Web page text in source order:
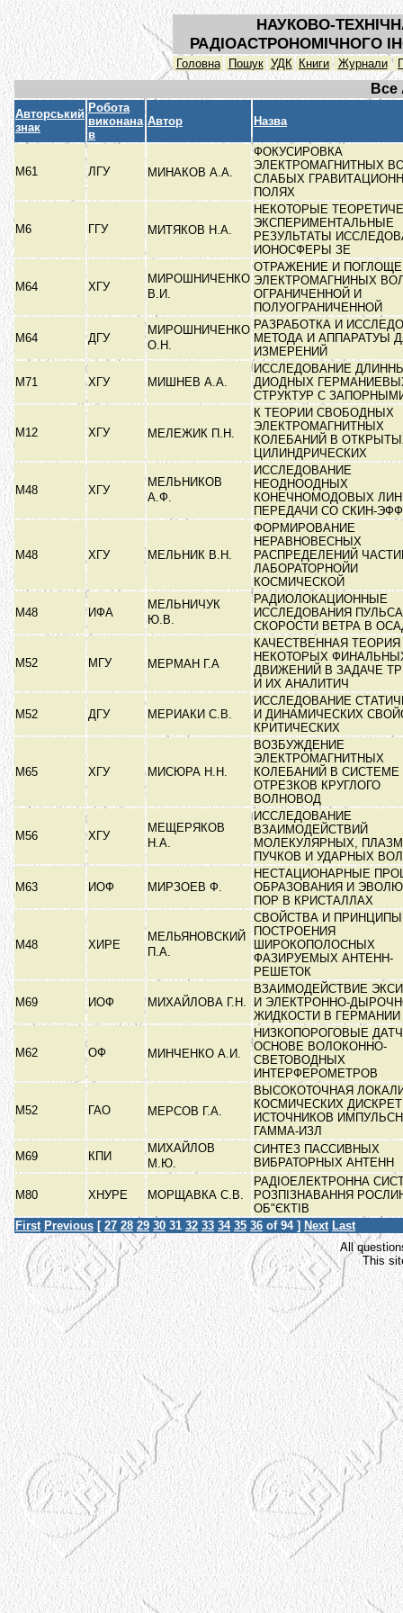
НАУКОВО-
РАДІОАСТРОНОМІЧНОГО
Головна Пошук УДК Книги Журнали
Все
Авторський
знак
Робота
виконана
в
Автор Назва
М61 ЛГУ МИНАКОВ А.А.
ФОКУСИРОВКА
ЭЛЕКТРОМАГНИТНЫХ
СЛАБЫХ
ПОЛЯХ
М6 ГГУ МИТЯКОВ Н.А.
НЕКОТОРЫЕ
ЭКСПЕРИМЕНТАЛЬНЫЕ
РЕЗУЛЬТАТЫ
ИОНОСФЕРЫ ЗЕ
М64 ХГУ
МИРОШНИЧЕНКО
В.И.
ОТРАЖЕНИЕ И
ЭЛЕКТРОМАГНИНЫХ
ОГРАНИЧЕННОЙ И
ПОЛУОГРАНИЧЕННОЙ
М64 ДГУ
МИРОШНИЧЕНКО
О.Н.
РАЗРАБОТКА И
МЕТОДА И АППАРАТУЫ
ИЗМЕРЕНИЙ
М71 ХГУ МИШНЕВ А.А.
ИССЛЕДОВАНИЕ
ДИОДНЫХ
СТРУКТУР С
М12 ХГУ МЕЛЕЖИК П.Н.
К ТЕОРИИ СВОБОДНЫХ
ЭЛЕКТРОМАГНИТНЫХ
КОЛЕБАНИЙ В
ЦИЛИНДРИЧЕСКИХ
М48 ХГУ
МЕЛЬНИКОВ
А.Ф.
ИССЛЕДОВАНИЕ
НЕОДНООДНЫХ
КОНЕЧНОМОДОВЫХ
ПЕРЕДАЧИ СО СКИН-
М48 ХГУ МЕЛЬНИК В.Н.
ФОРМИРОВАНИЕ
НЕРАВНОВЕСНЫХ
РАСПРЕДЕЛЕНИЙ
ЛАБОРАТОРНОЙИ
КОСМИЧЕСКОЙ
М48 ИФА
МЕЛЬНИЧУК
Ю.В.
РАДИОЛОКАЦИОННЫЕ
ИССЛЕДОВАНИЯ
СКОРОСТИ ВЕТРА В
М52 МГУ МЕРМАН Г.А
КАЧЕСТВЕННАЯ ТЕОРИЯ
НЕКОТОРЫХ
ДВИЖЕНИЙ В ЗАДАЧЕ
И ИХ АНАЛИТИЧ
М52 ДГУ МЕРИАКИ С.В.
ИССЛЕДОВАНИЕ
И ДИНАМИЧЕСКИХ
КРИТИЧЕСКИХ
М65 ХГУ МИСЮРА Н.Н.
ВОЗБУЖДЕНИЕ
ЭЛЕКТРОМАГНИТНЫХ
КОЛЕБАНИЙ В СИСТЕМЕ
ОТРЕЗКОВ КРУГЛОГО
ВОЛНОВОД
М56 ХГУ
МЕЩЕРЯКОВ
Н.А.
ИССЛЕДОВАНИЕ
ВЗАИМОДЕЙСТВИЙ
МОЛЕКУЛЯРНЫХ,
ПУЧКОВ И УДАРНЫХ
М63 ИОФ МИРЗОЕВ Ф.
НЕСТАЦИОНАРНЫЕ
ОБРАЗОВАНИЯ И
ПОР В КРИСТАЛЛАХ
М48 ХИРЕ
МЕЛЬЯНОВСКИЙ
П.А.
СВОЙСТВА И ПРИНЦИПЫ
ПОСТРОЕНИЯ
ШИРОКОПОЛОСНЫХ
ФАЗИРУЕМЫХ АНТЕНН-
РЕШЕТОК
М69 ИОФ МИХАЙЛОВА Г.Н.
ВЗАИМОДЕЙСТВИЕ
И ЭЛЕКТРОННО-
ЖИДКОСТИ В ГЕРМАНИИ
М62 ОФ МИНЧЕНКО А.И.
НИЗКОПОРОГОВЫЕ
ОСНОВЕ ВОЛОКОННО-
СВЕТОВОДНЫХ
ИНТЕРФЕРОМЕТРОВ
М52 ГАО МЕРСОВ Г.А.
ВЫСОКОТОЧНАЯ
КОСМИЧЕСКИХ
ИСТОЧНИКОВ
ГАММА-ИЗЛ
М69
КПИ
МИХАЙЛОВ
М.Ю.
СИНТЕЗ ПАССИВНЫХ
ВИБРАТОРНЫХ АНТЕНН
М80 ХНУРЕ МОРЩАВКА С.В.
РАДІОЕЛЕКТРОННА
РОЗПІЗНАВАННЯ
ОБ"ЄКТІВ
First Previous [ 27 28 29 30 31 32 33 34 35 36 of 94 ] Next Last
All
This